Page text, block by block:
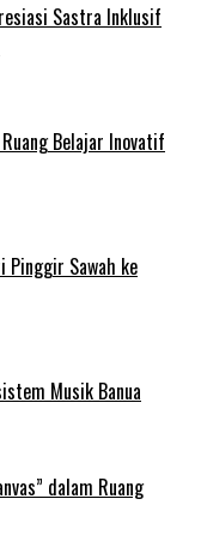
Sastra Inklusif
Belajar Inovatif
Pinggir Sawah ke
Musik Banua
dalam Ruang